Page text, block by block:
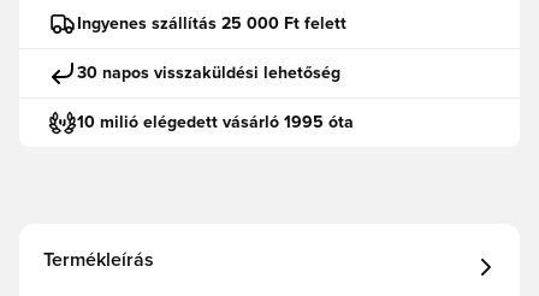
Ingyenes szállítás 25 000 Ft felett
30 napos visszaküldési lehetőség
10 milió elégedett vásárló 1995 óta
Termékleírás